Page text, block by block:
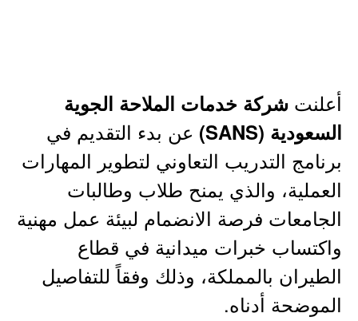
أعلنت شركة خدمات الملاحة الجوية
السعودية (SANS)
عن بدء التقديم في
برنامج التدريب التعاوني لتطوير المهارات
العملية، والذي يمنح طلاب وطالبات
الجامعات فرصة الانضمام لبيئة عمل مهنية
واكتساب خبرات ميدانية في قطاع
الطيران بالمملكة، وذلك وفقاً للتفاصيل
الموضحة أدناه.